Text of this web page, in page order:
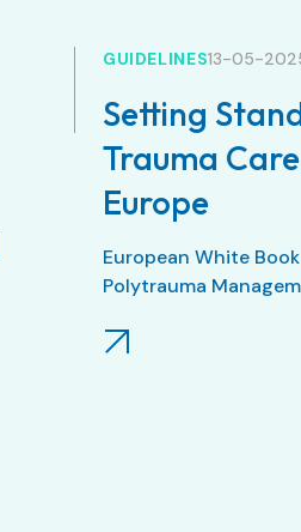
GUIDELINES13-05-
Setting
Trauma
Europe
European White
Polytrauma